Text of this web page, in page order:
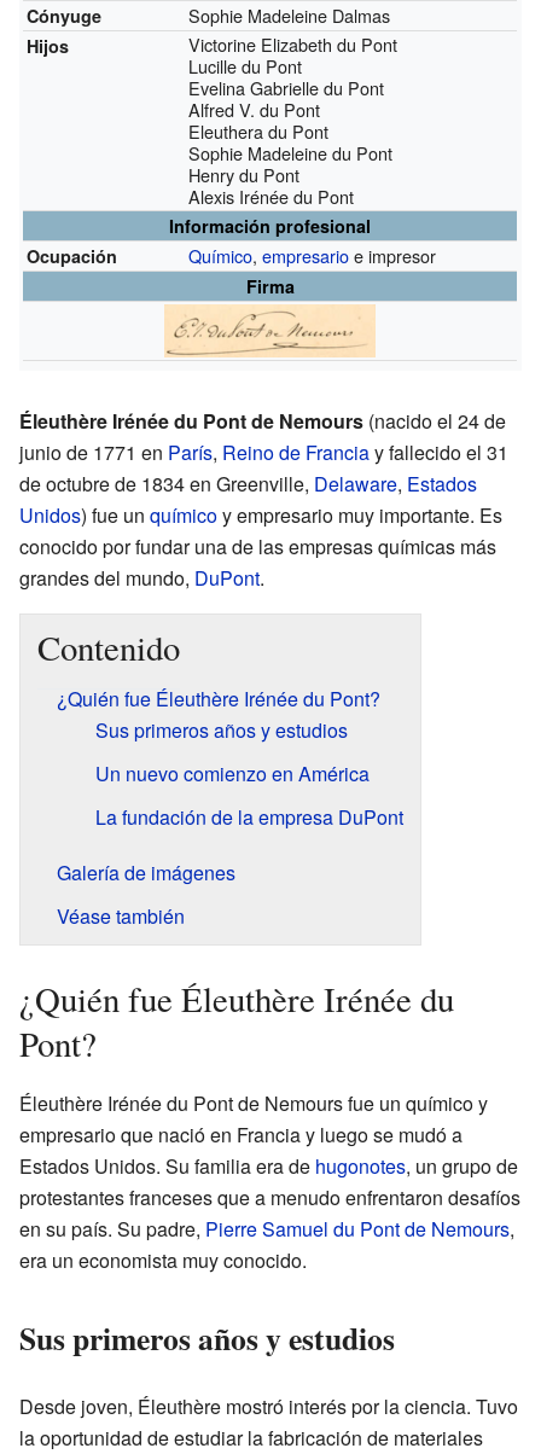
Cónyuge Sophie Madeleine Dalmas
Hijos
Victorine Elizabeth du Pont
Lucille du Pont
Evelina Gabrielle du Pont
Alfred V. du Pont
Eleuthera du Pont
Sophie Madeleine du Pont
Henry du Pont
Alexis Irénée du Pont
Información profesional
Ocupación
Químico,empresarioe impresor
Firma
Éleuthère Irénée du Pont de Nemours (nacido el 24 de
junio de 1771 en París, Reino de Franciay fallecido el 31
de octubre de 1834 en Greenville, Delaware, Estados
Unidos) fue un químicoy empresario muy importante. Es
conocido por fundar una de las empresas químicas más
grandes del mundo, DuPont.
Contenido
¿Quién fue Éleuthère Irénée du Pont?
Sus primeros años y estudios
Un nuevo comienzo en América
La fundación de la empresa DuPont
Galería de imágenes
Véase también
¿Quién fue Éleuthère Irénée du
Pont?
Éleuthère Irénée du Pont de Nemours fue un químico y
empresario que nació en Francia y luego se mudó a
Estados Unidos. Su familia era de hugonotes, un grupo de
protestantes franceses que a menudo enfrentaron desafíos
en su país. Su padre, Pierre Samuel du Pont de Nemours,
era un economista muy conocido.
Sus primeros años y estudios
Desde joven, Éleuthère mostró interés por la ciencia. Tuvo
la oportunidad de estudiar la fabricación de materiales